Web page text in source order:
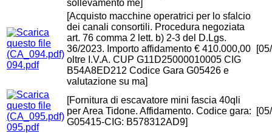
sollevamento me]
094.pdf
[Acquisto macchine operatrici per lo sfalcio
dei canali consortili. Procedura negoziata
art. 76 comma 2 lett. b) 2-3 del D.Lgs.
36/2023. Importo affidamento € 410.000,00
oltre I.V.A. CUP G11D25000010005 CIG
B54A8ED212 Codice Gara G05426 e
valutazione su ma]
095.pdf
[Fornitura di escavatore mini fascia 40qli
per Area Tidone. Affidamento. Codice gara:
G05415-CIG: B578312AD9]